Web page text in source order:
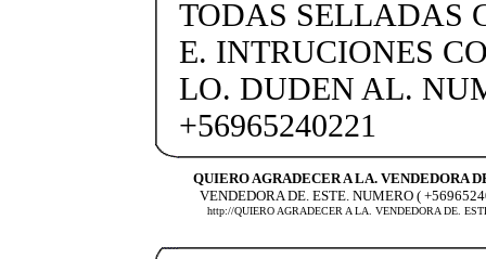
TODAS SELLADAS
E. INTRUCIONES
LO. DUDEN AL.
+56965240221
QUIERO AGRADECER A LA. VENDEDORA
VENDEDORA DE. ESTE. NUMERO (
http://QUIERO AGRADECER A LA. VENDEDORA DE.